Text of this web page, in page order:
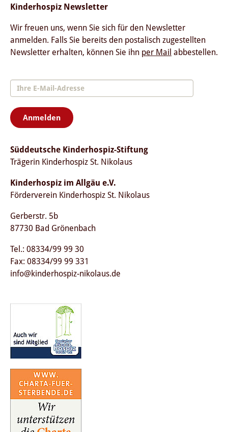
Kinderhospiz Newsletter
Wir freuen uns, wenn Sie sich für den Newsletter
anmelden. Falls Sie bereits den postalisch zugestellten
Newsletter erhalten, können Sie ihn per Mail abbestellen.
Anmelden
Süddeutsche Kinderhospiz-Stiftung
Trägerin Kinderhospiz St. Nikolaus
Kinderhospiz im Allgäu e.V.
Förderverein Kinderhospiz St. Nikolaus
Gerberstr. 5b
87730 Bad Grönenbach
Tel.: 08334/99 99 30
Fax: 08334/99 99 331
info@kinderhospiz-nikolaus.de